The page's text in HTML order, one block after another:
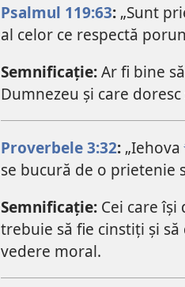
Psalmul 119:63: „Sunt
al celor ce respectă
Semnificație:Ar fi bine
Dumnezeu și care
Proverbele 3:32: „Iehova
se bucură de o prietenie
Semnificație: Cei care
trebuie să fie cinstiți și
vedere moral.